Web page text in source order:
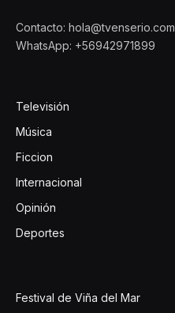
Contacto: hola@tvenserio.com
WhatsApp: +56942971899
Televisión
Música
Ficcion
Internacional
Opinión
Deportes
Festival de Viña del Mar